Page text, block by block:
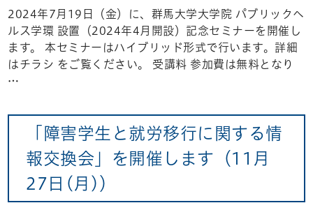
2024年7月19日（金）に、群馬大学大学院 パブリックヘ
ルス学環 設置（2024年4月開設）記念セミナーを開催し
ます。 本セミナーはハイブリッド形式で行います。詳細
はチラシ をご覧ください。 受講料 参加費は無料となり
…
「障害学生と就労移行に関する情
報交換会」を開催します（11月
27日(月)）